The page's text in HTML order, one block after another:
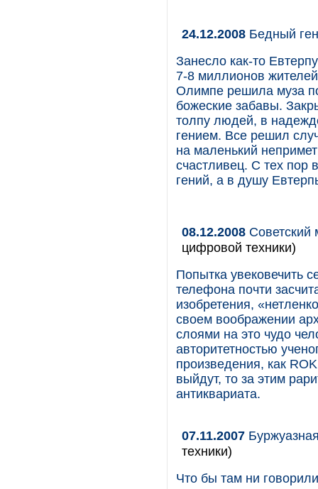
24.12.2008 Бедный
Занесло как-то
7-8 миллионов
Олимпе решила муза
божеские забавы.
толпу людей, в
гением. Все решил
на маленький
счастливец. С тех пор
гений, а в душу
08.12.2008 Советский
цифровой техники)
Попытка увековечить
телефона почти
изобретения,
своем воображении
слоями на это чудо
авторитетностью
произведения, как
выйдут, то за этим
антиквариата.
07.11.2007
техники)
Что бы там ни